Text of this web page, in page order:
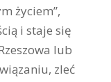
życiem”,
i staje się
lub
zleć